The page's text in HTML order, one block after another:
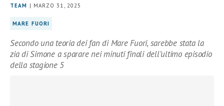
TEAM | MARZO 31, 2025
MARE FUORI
Secondo una teoria dei fan di Mare Fuori, sarebbe stata la
zia di Simone a sparare nei minuti finali dell’ultimo episodio
della stagione 5